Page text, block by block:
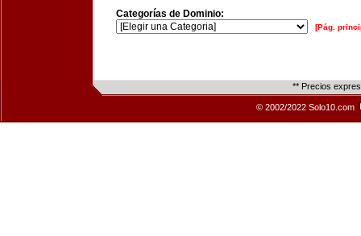
Categorías de Dominio:
[Pág.
** Precios
© 2002/2022 Solo10.com